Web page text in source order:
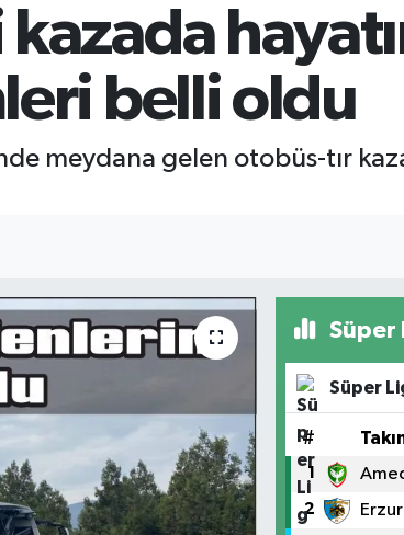
belli oldu
meydana gelen otobüs-tır
Süper
Süper
#
1
2